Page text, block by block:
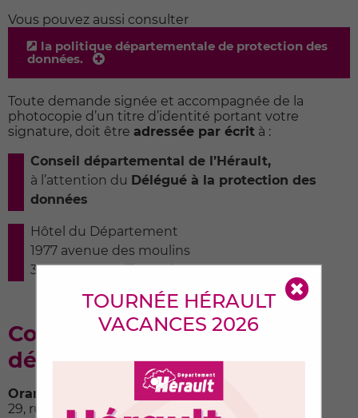
Alerte
TOURNÉE HÉRAULT
VACANCES 2026
Vous pouvez aussi consulter
la politique départementale de protection des
données.
Toute demande signée et accompagnée de la
photocopie d’un titre d’identité portant votre
signature, doit être adressée par écrit à :
Conseil départemental de l’Hérault,
à l’attention du Délégué à la protection des
données
Hôtel du Département
1977 avenue des moulins
34087 Montpellier cedex 4
Conception et
développement
Orange Business Services - Direction EOLAS
29, rue Servan